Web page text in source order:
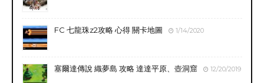
FC 七龍珠z2攻略 心得 關卡地圖 1/14/2020
塞爾達傳說 織夢島 攻略 達達平原、壺洞窟 12/20/2019